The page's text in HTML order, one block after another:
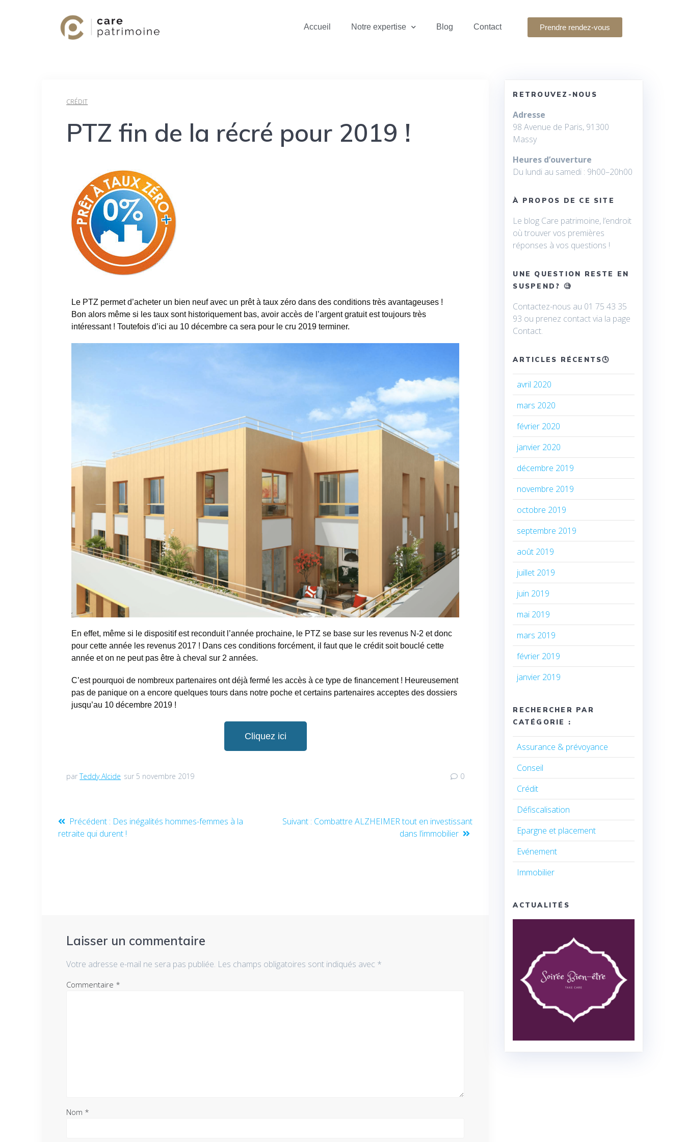
Accueil Notre expertise Blog Contact Prendre rendez-vous
CRÉDIT
PTZ fin de la récré pour 2019 !
Le PTZ permet d’acheter un bien neuf avec un prêt à taux zéro dans des conditions très avantageuses !
Bon alors même si les taux sont historiquement bas, avoir accès de l’argent gratuit est toujours très
intéressant ! Toutefois d’ici au 10 décembre ca sera pour le cru 2019 terminer.
En effet, même si le dispositif est reconduit l’année prochaine, le PTZ se base sur les revenus N-2 et donc
pour cette année les revenus 2017 ! Dans ces conditions forcément, il faut que le crédit soit bouclé cette
année et on ne peut pas être à cheval sur 2 années.
C’est pourquoi de nombreux partenaires ont déjà fermé les accès à ce type de financement ! Heureusement
pas de panique on a encore quelques tours dans notre poche et certains partenaires acceptes des dossiers
jusqu’au 10 décembre 2019 !
Cliquez ici
parTeddy Alcide sur 5 novembre 2019 0
Précédent : Des inégalités hommes-femmes à la
retraite qui durent !
Suivant : Combattre ALZHEIMER tout en investissant
dans l’immobilier
Laisser un commentaire
Votre adresse e-mail ne sera pas publiée. Les champs obligatoires sont indiqués avec *
Commentaire *
Nom *
RETROUVEZ-NOUS
Adresse
98 Avenue de Paris, 91300
Massy
Heures d’ouverture
Du lundi au samedi : 9h00–20h00
À PROPOS DE CE SITE
Le blog Care patrimoine, l’endroit
où trouver vos premières
réponses à vos questions !
UNE QUESTION RESTE EN
SUSPEND? 🧐
Contactez-nous au 01 75 43 35
93 ou prenez contact via la page
Contact.
ARTICLES RÉCENTS🕓
avril 2020
mars 2020
février 2020
janvier 2020
décembre 2019
novembre 2019
octobre 2019
septembre 2019
août 2019
juillet 2019
juin 2019
mai 2019
mars 2019
février 2019
janvier 2019
RECHERCHER PAR
CATÉGORIE :
Assurance & prévoyance
Conseil
Crédit
Défiscalisation
Epargne et placement
Evénement
Immobilier
ACTUALITÉS